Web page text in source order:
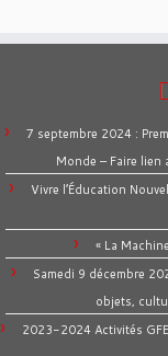
7 septembre 2024 :
Monde – Faire
Vivre l’Éducation
« La
Samedi 9 décembre
objets,
2023-2024 Activités